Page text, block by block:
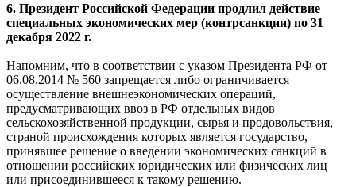
6. Президент Российской Федерации продлил действие
специальных экономических мер (контрсанкции) по 31
декабря 2022 г.
Напомним, что в соответствии с указом Президента РФ от
06.08.2014 № 560 запрещается либо ограничивается
осуществление внешнеэкономических операций,
предусматривающих ввоз в РФ отдельных видов
сельскохозяйственной продукции, сырья и продовольствия,
страной происхождения которых является государство,
принявшее решение о введении экономических санкций в
отношении российских юридических или физических лиц
или присоединившееся к такому решению.